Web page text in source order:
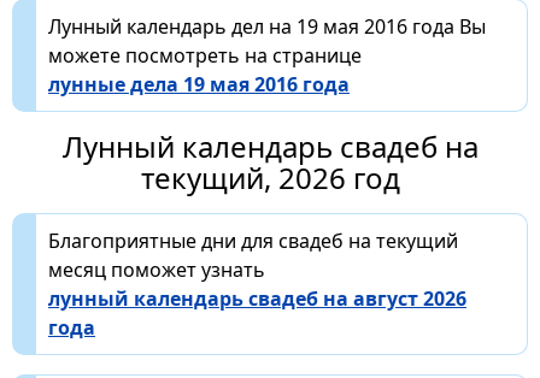
Лунный календарь дел на 19 мая 2016 года Вы
можете посмотреть на странице
лунные дела 19 мая 2016 года
Лунный календарь свадеб на
текущий, 2026 год
Благоприятные дни для свадеб на текущий
месяц поможет узнать
лунный календарь свадеб на август 2026
года